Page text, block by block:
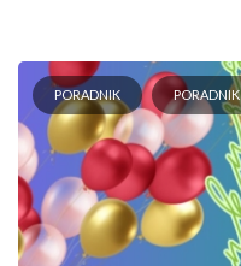
PORADNIK PORADNIK